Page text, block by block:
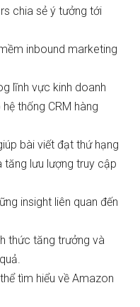
chia sẻ ý tưởng tới
inbound marketing
lĩnh vực kinh doanh
thống CRM hàng
bài viết đạt thứ hạng
lưu lượng truy cập
insight liên quan đến
thức tăng trưởng và
tìm hiểu về Amazon